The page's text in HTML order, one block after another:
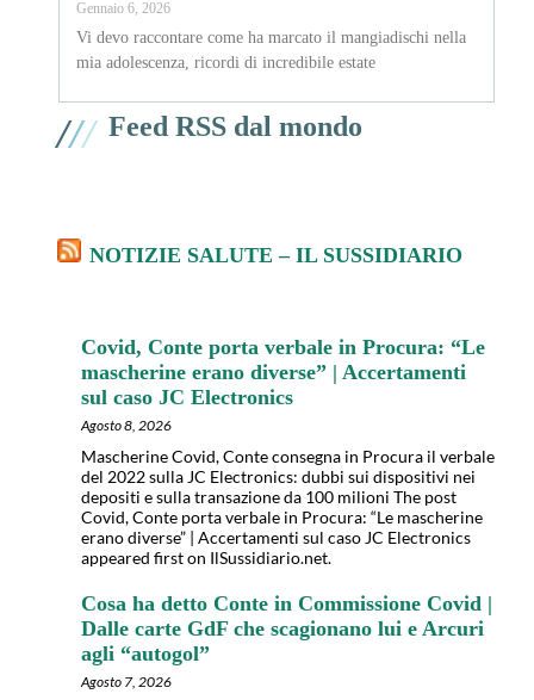
Gennaio 6, 2026
Vi devo raccontare come ha marcato il mangiadischi nella
mia adolescenza, ricordi di incredibile estate
/// Feed RSS dal mondo
NOTIZIE SALUTE – IL SUSSIDIARIO
Covid, Conte porta verbale in Procura: “Le
mascherine erano diverse” | Accertamenti
sul caso JC Electronics
Agosto 8, 2026
Mascherine Covid, Conte consegna in Procura il verbale
del 2022 sulla JC Electronics: dubbi sui dispositivi nei
depositi e sulla transazione da 100 milioni The post
Covid, Conte porta verbale in Procura: “Le mascherine
erano diverse” | Accertamenti sul caso JC Electronics
appeared first on IlSussidiario.net.
Cosa ha detto Conte in Commissione Covid |
Dalle carte GdF che scagionano lui e Arcuri
agli “autogol”
Agosto 7, 2026